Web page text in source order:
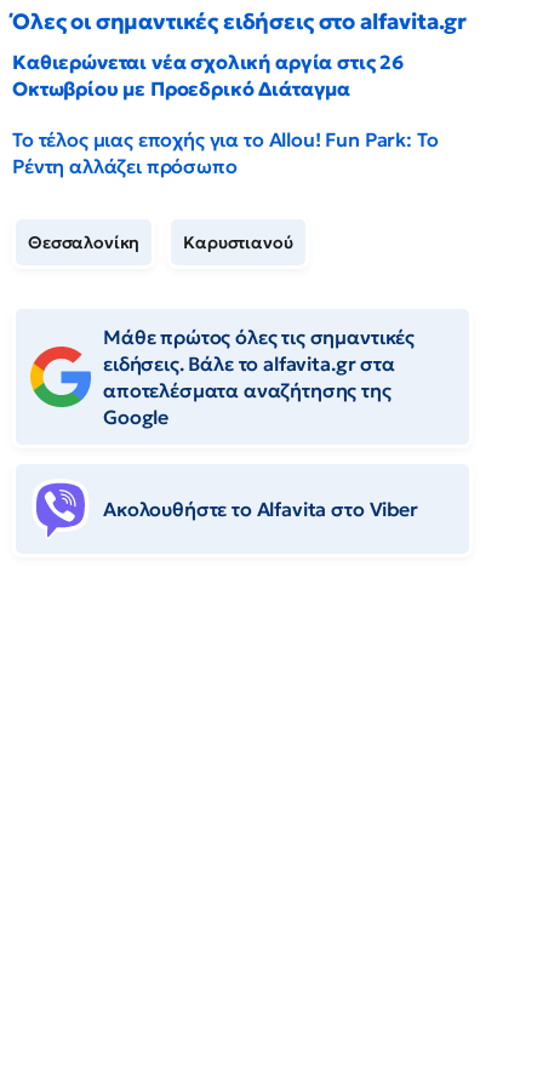
Όλες οι σημαντικές ειδήσεις στο alfavita.gr
Καθιερώνεται νέα σχολική αργία στις 26
Οκτωβρίου με Προεδρικό Διάταγμα
Το τέλος μιας εποχής για το Allou! Fun Park: Το
Ρέντη αλλάζει πρόσωπο
Θεσσαλονίκη Καρυστιανού
Μάθε πρώτος όλες τις σημαντικές
ειδήσεις. Βάλε το alfavita.gr στα
αποτελέσματα αναζήτησης της
Google
Ακολουθήστε το Αlfavita στο Viber